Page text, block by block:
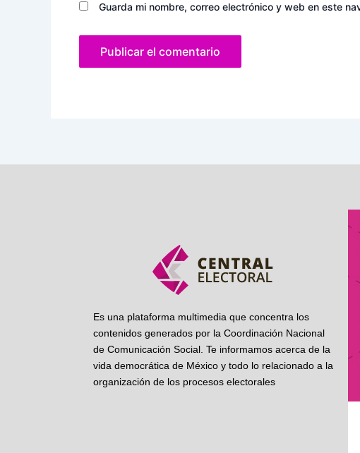
Guarda mi nombre, correo electrónico y web en este
Es una plataforma multimedia que concentra los
contenidos generados por la Coordinación Nacional
de Comunicación Social. Te informamos acerca de la
vida democrática de México y todo lo relacionado a la
organización de los procesos electorales